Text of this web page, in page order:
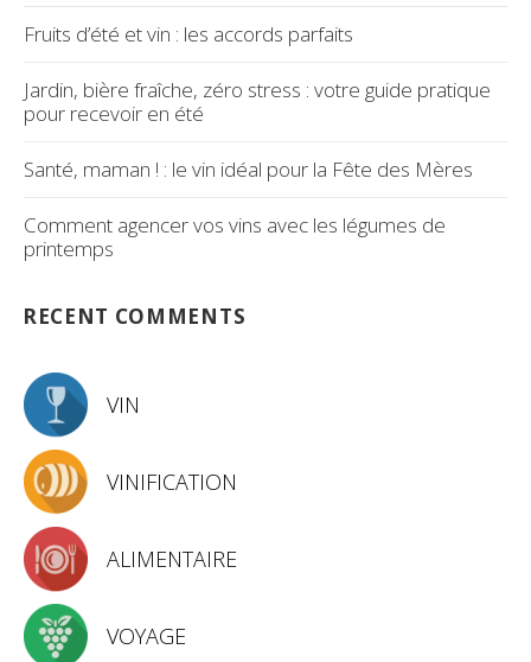
Fruits d’été et vin : les accords parfaits
Jardin, bière fraîche, zéro stress : votre guide pratique
pour recevoir en été
Santé, maman ! : le vin idéal pour la Fête des Mères
Comment agencer vos vins avec les légumes de
printemps
RECENT COMMENTS
VIN
VINIFICATION
ALIMENTAIRE
VOYAGE